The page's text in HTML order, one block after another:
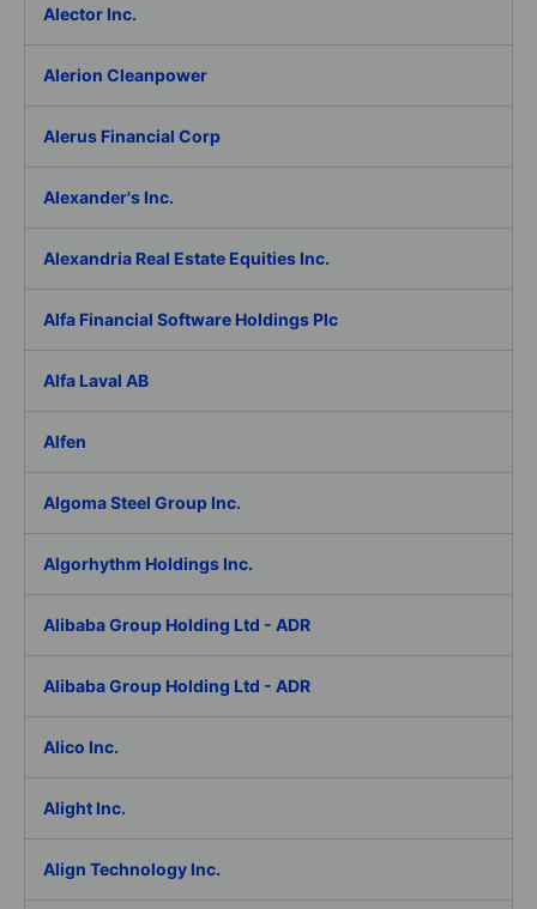
Alector Inc.
Alerion Cleanpower
Alerus Financial Corp
Alexander's Inc.
Alexandria Real Estate Equities Inc.
Alfa Financial Software Holdings Plc
Alfa Laval AB
Alfen
Algoma Steel Group Inc.
Algorhythm Holdings Inc.
Alibaba Group Holding Ltd - ADR
Alibaba Group Holding Ltd - ADR
Alico Inc.
Alight Inc.
Align Technology Inc.